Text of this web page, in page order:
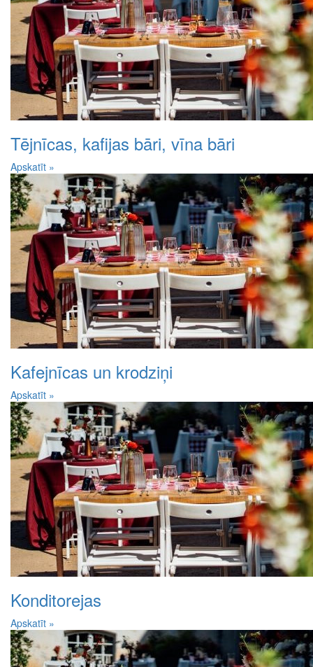
Tējnīcas, kafijas bāri, vīna bāri
Apskatīt »
Kafejnīcas un krodziņi
Apskatīt »
Konditorejas
Apskatīt »